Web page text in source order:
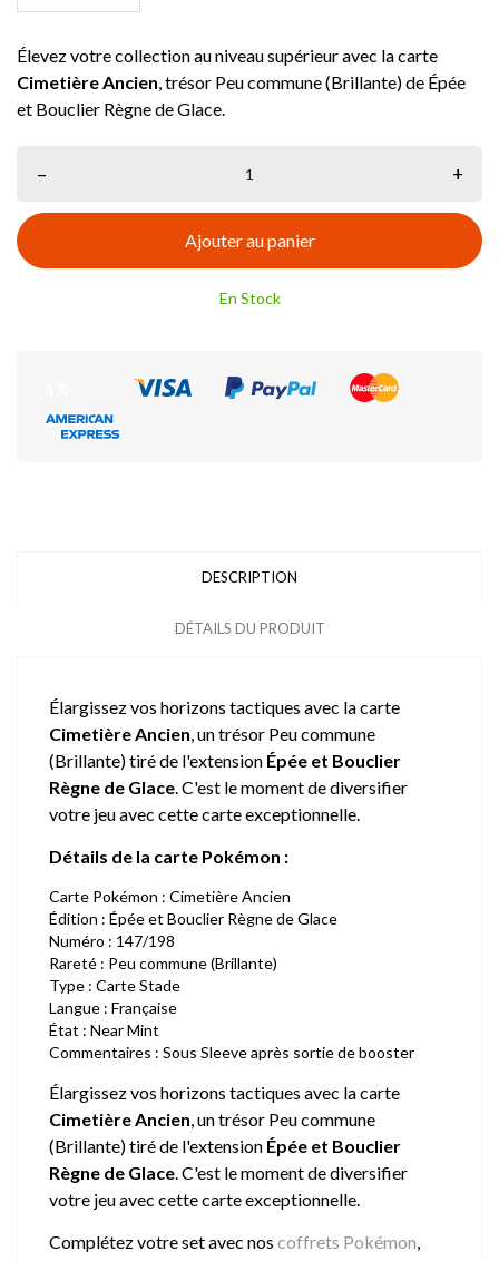
Élevez votre collection au niveau supérieur avec la carte
Cimetière Ancien, trésor Peu commune (Brillante) de Épée
et Bouclier Règne de Glace.
– +
Ajouter au panier
En Stock
DESCRIPTION
DÉTAILS DU PRODUIT
Élargissez vos horizons tactiques avec la carte
Cimetière Ancien, un trésor Peu commune
(Brillante) tiré de l'extension Épée et Bouclier
Règne de Glace. C'est le moment de diversifier
votre jeu avec cette carte exceptionnelle.
Détails de la carte Pokémon :
Carte Pokémon : Cimetière Ancien
Édition : Épée et Bouclier Règne de Glace
Numéro : 147/198
Rareté : Peu commune (Brillante)
Type : Carte Stade
Langue : Française
État : Near Mint
Commentaires : Sous Sleeve après sortie de booster
Élargissez vos horizons tactiques avec la carte
Cimetière Ancien, un trésor Peu commune
(Brillante) tiré de l'extension Épée et Bouclier
Règne de Glace. C'est le moment de diversifier
votre jeu avec cette carte exceptionnelle.
Complétez votre set avec nos coffrets Pokémon,